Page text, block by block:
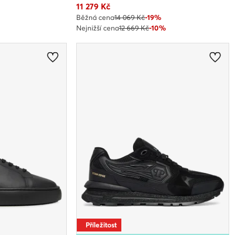
Aktuální cena
11 279Kč
Běžná cena14 069 Kč-19%
Nejnižší cena12 669 Kč-10%
Příležitost